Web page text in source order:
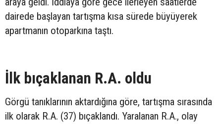
dairede başlayan tartışma kısa sürede büyüyerek
apartmanın otoparkına taştı.
İlk bıçaklanan R.A. oldu
Görgü tanıklarının aktardığına göre, tartışma sırasında
ilk olarak R.A. (37) bıçaklandı. Yaralanan R.A., olay